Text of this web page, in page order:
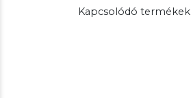
Kapcsolódó termékek